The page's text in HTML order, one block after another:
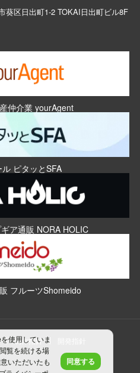
葵区日出町1-2 TOKAI日出町ビル8F
仲介業 yourAgent
ピタッとSFA
ア通販 NORA HOLIC
フルーツShomeido
制作指針
使用していま
覧を続ける場
いただいたも
同意する